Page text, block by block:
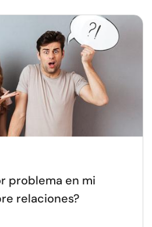
problema en mi
relaciones?